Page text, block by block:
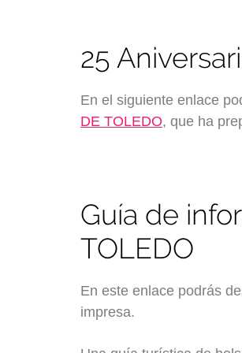
25
En el siguiente enlace
DE TOLEDO, que ha
Guía de
TOLEDO
En este enlace podrás
impresa.